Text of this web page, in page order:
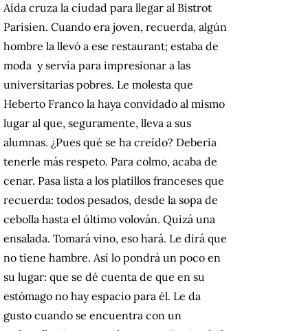
Aída cruza la ciudad para llegar al Bistrot
Parisien. Cuando era joven, recuerda, algún
hombre la llevó a ese restaurant; estaba de
moda y servía para impresionar a las
universitarias pobres. Le molesta que
Heberto Franco la haya convidado al mismo
lugar al que, seguramente, lleva a sus
alumnas. ¿Pues qué se ha creído? Debería
tenerle más respeto. Para colmo, acaba de
cenar. Pasa lista a los platillos franceses que
recuerda: todos pesados, desde la sopa de
cebolla hasta el último volován. Quizá una
ensalada. Tomará vino, eso hará. Le dirá que
no tiene hambre. Así lo pondrá un poco en
su lugar: que se dé cuenta de que en su
estómago no hay espacio para él. Le da
gusto cuando se encuentra con un